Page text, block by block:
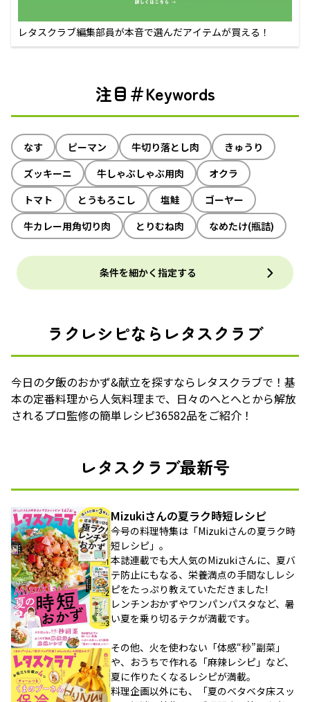
レタスクラブ編集部員が本音で選んだアイテムが買える！
注目＃Keywords
なす ピーマン 牛切り落とし肉
きゅうり
ズッキーニ
牛しゃぶしゃぶ用肉
オクラ
トマト
とうもろこし 塩鮭
ゴーヤー
牛カレー用角切り肉
とりむね肉 なめたけ(瓶詰)
条件を細かく指定する
ラクレシピならレタスクラブ
今日の夕飯のおかず&献立を探すならレタスクラブで！基
本の定番料理から人気料理まで、日々のへとへとから解放
されるプロ監修の簡単レシピ36582品をご紹介！
レタスクラブ最新号
Mizukiさんの夏ラク時短レシピ
今号の料理特集は「Mizukiさんの夏ラク時
短レシピ」。
本誌連載でも大人気のMizukiさんに、夏バ
テ防止にもなる、栄養満点の手間なしレシ
ピをたっぷり教えていただきました!
レンチンおかずやワンパンパスタなど、暑
い夏を乗り切るテクが満載です。
その他、火を使わない「体感“秒”副菜」
や、おうちで作れる「麻辣レシピ」など、
夏に作りたくなるレシピが満載。
料理企画以外にも、「夏のベタベタ床スッ